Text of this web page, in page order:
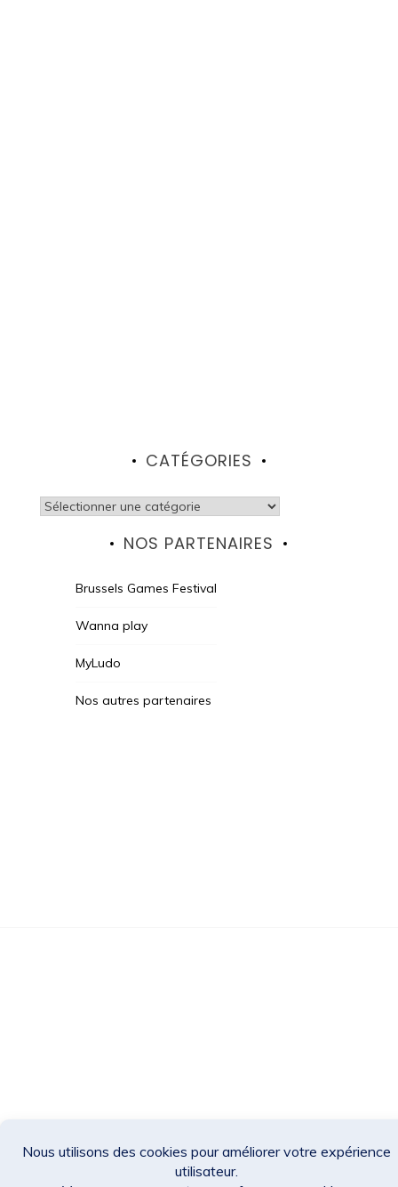
CATÉGORIES
Catégories
NOS PARTENAIRES
Brussels Games Festival
Wanna play
MyLudo
Nos autres partenaires